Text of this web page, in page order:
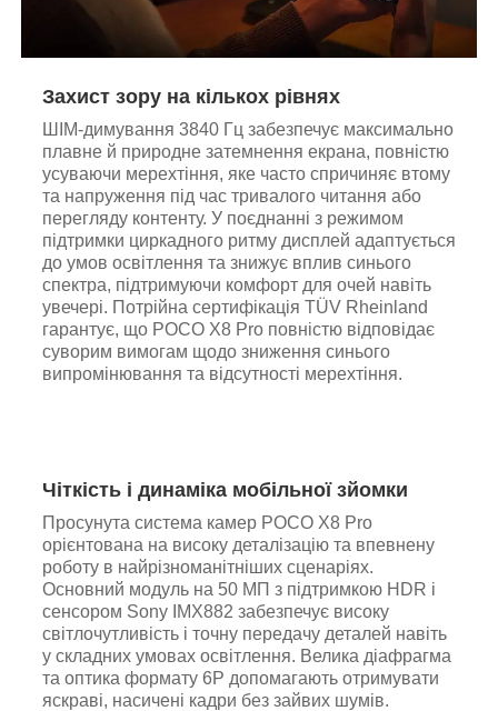
Захист зору на кількох рівнях
ШІМ-димування 3840 Гц забезпечує максимально
плавне й природне затемнення екрана, повністю
усуваючи мерехтіння, яке часто спричиняє втому
та напруження під час тривалого читання або
перегляду контенту. У поєднанні з режимом
підтримки циркадного ритму дисплей адаптується
до умов освітлення та знижує вплив синього
спектра, підтримуючи комфорт для очей навіть
увечері. Потрійна сертифікація TÜV Rheinland
гарантує, що POCO X8 Pro повністю відповідає
суворим вимогам щодо зниження синього
випромінювання та відсутності мерехтіння.
Чіткість і динаміка мобільної зйомки
Просунута система камер POCO X8 Pro
орієнтована на високу деталізацію та впевнену
роботу в найрізноманітніших сценаріях.
Основний модуль на 50 МП з підтримкою HDR і
сенсором Sony IMX882 забезпечує високу
світлочутливість і точну передачу деталей навіть
у складних умовах освітлення. Велика діафрагма
та оптика формату 6P допомагають отримувати
яскраві, насичені кадри без зайвих шумів.